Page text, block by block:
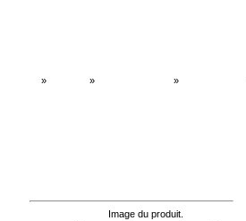
» » »
Image du produit.